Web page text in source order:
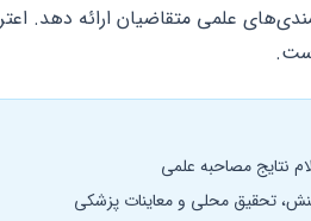
علمی متقاضیان ارائه دهد.